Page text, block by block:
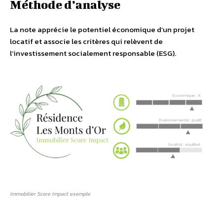
Méthode d’analyse
La note apprécie le potentiel économique d’un projet
locatif et associe les critères qui relèvent de
l’investissement socialement responsable (ESG).
Immobilier Score Impact exemple